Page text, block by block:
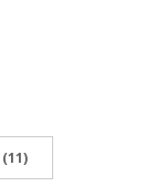
(11)